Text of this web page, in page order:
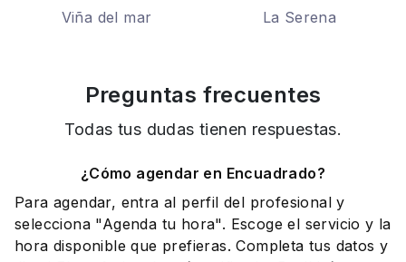
Viña del mar
La Serena
Preguntas frecuentes
Todas tus dudas tienen respuestas.
¿Cómo agendar en Encuadrado?
Para agendar, entra al perfil del profesional y
selecciona "Agenda tu hora". Escoge el servicio y la
hora disponible que prefieras. Completa tus datos y